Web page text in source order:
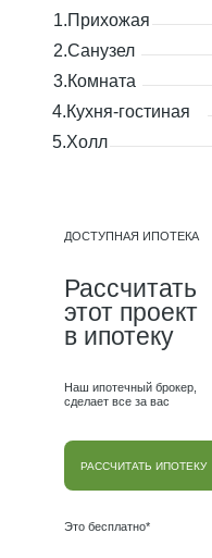
1.Прихожая
2.Санузел
3.Комната
4.Кухня-гостиная
5.Холл
Рассчитать
этот проект
в ипотеку
ДОСТУПНАЯ ИПОТЕКА
Наш ипотечный брокер,
сделает все за вас
РАССЧИТАТЬ ИПОТЕКУ
Это бесплатно*